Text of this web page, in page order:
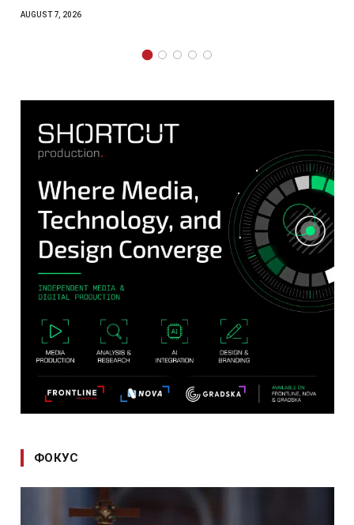
AUGUST 7, 2026
ФОКУС